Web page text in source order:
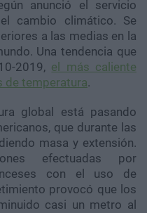
anunció el servicio
cambio climático. Se
a las medias en la
Una tendencia que
2019, el más caliente
de temperatura.
global está pasando
que durante las
masa y extensión.
efectuadas por
con el uso de
provocó que los
casi un metro al